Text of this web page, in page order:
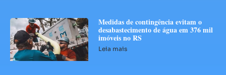
Medidas de contingência evitam o
desabastecimento de água em 376 mil
imóveis no RS
Leia mais